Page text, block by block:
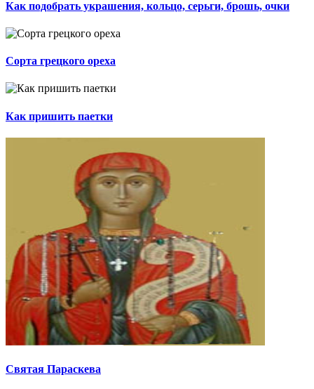
Как подобрать украшения, кольцо, серьги, брошь, очки
Сорта грецкого ореха
Как пришить паетки
Святая Параскева